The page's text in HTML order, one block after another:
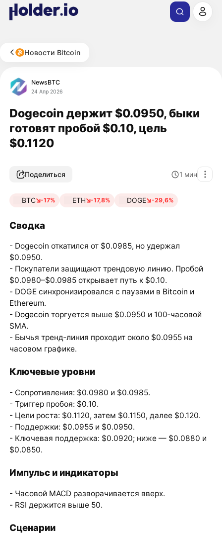
Новости Bitcoin
NewsBTC
24 Апр 2026
Dogecoin держит $0.0950, быки
готовят пробой $0.10, цель
$0.1120
Поделиться 1 мин
BTC -17% ETH -17,8% DOGE -29,6%
Сводка
- Dogecoin откатился от $0.0985, но удержал
$0.0950.
- Покупатели защищают трендовую линию. Пробой
$0.0980–$0.0985 открывает путь к $0.10.
- DOGE синхронизировался с паузами в Bitcoin и
Ethereum.
- Dogecoin торгуется выше $0.0950 и 100‑часовой
SMA.
- Бычья тренд‑линия проходит около $0.0955 на
часовом графике.
Ключевые уровни
- Сопротивления: $0.0980 и $0.0985.
- Триггер пробоя: $0.10.
- Цели роста: $0.1120, затем $0.1150, далее $0.120.
- Поддержки: $0.0955 и $0.0950.
- Ключевая поддержка: $0.0920; ниже — $0.0880 и
$0.0850.
Импульс и индикаторы
- Часовой MACD разворачивается вверх.
- RSI держится выше 50.
Сценарии